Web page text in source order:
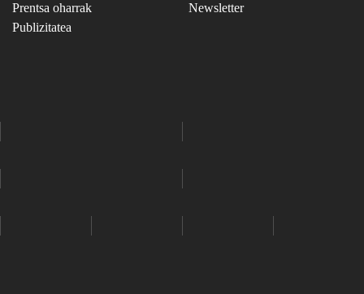
Prentsa oharrak
Publizitatea
Newsletter